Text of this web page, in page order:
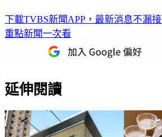
下載TVBS新聞APP，最新消息不漏接
重點新聞一次看
延伸閱讀